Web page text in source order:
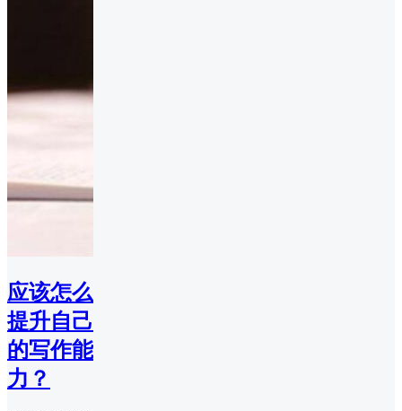
应该怎么
提升自己
的写作能
力？